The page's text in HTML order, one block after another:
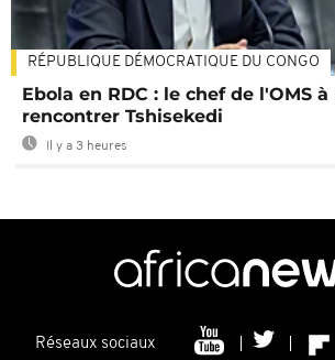
RÉPUBLIQUE DÉMOCRATIQUE DU CONGO
Ebola en RDC : le chef de l'OMS
rencontrer Tshisekedi
Il y a 3 heures
Réseaux sociaux